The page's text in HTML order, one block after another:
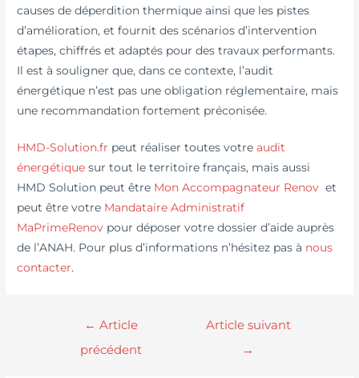
causes de déperdition thermique ainsi que les pistes
d’amélioration, et fournit des scénarios d’intervention
étapes, chiffrés et adaptés pour des travaux performants.
Il est à souligner que, dans ce contexte, l’audit
énergétique n’est pas une obligation réglementaire, mais
une recommandation fortement préconisée.
HMD-Solution.fr peut réaliser toutes votreaudit
énergétique sur tout le territoire français, mais aussi
HMD Solution peut être Mon Accompagnateur Renov et
peut être votre Mandataire Administratif
MaPrimeRenov pour déposer votre dossier d’aide auprès
de l’ANAH. Pour plus d’informations n’hésitez pas à nous
contacter.
← Article
précédent
Article suivant
→